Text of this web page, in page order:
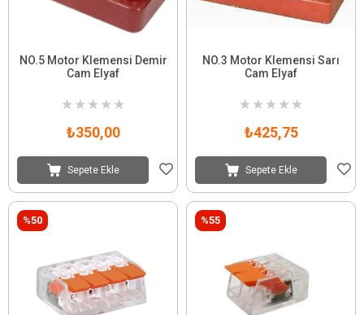
NO.5 Motor Klemensi Demir
Cam Elyaf
★ ★ ★ ★ ★
₺350,00
Sepete Ekle
NO.3 Motor Klemensi Sarı
Cam Elyaf
★ ★ ★ ★ ★
₺425,75
Sepete Ekle
%50 %55